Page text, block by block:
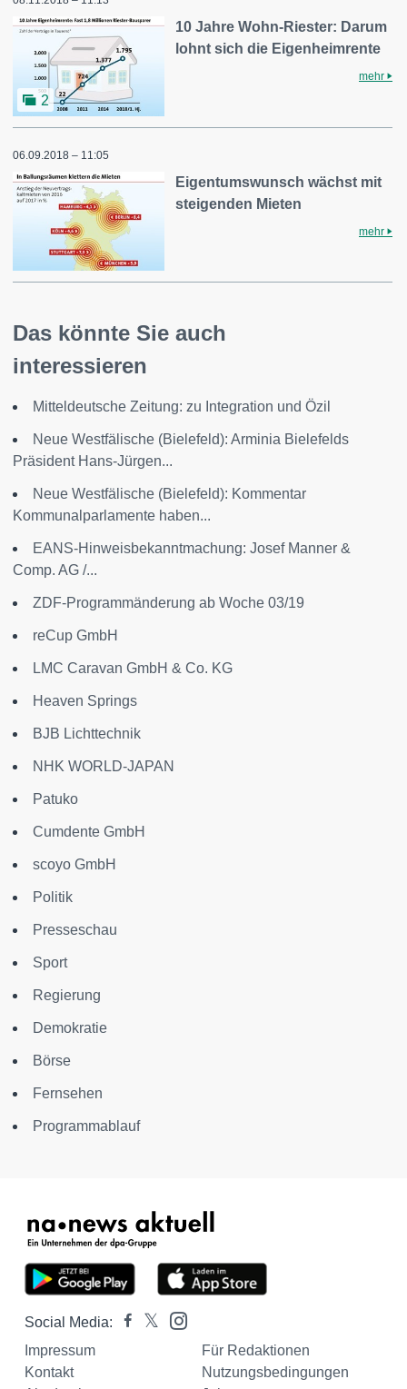
2
10 Jahre Wohn-Riester: Darum
lohnt sich die Eigenheimrente
mehr
06.09.2018 – 11:05
Eigentumswunsch wächst mit
steigenden Mieten
mehr
Das könnte Sie auch
interessieren
Mitteldeutsche Zeitung: zu Integration und Özil
Neue Westfälische (Bielefeld): Arminia Bielefelds
Präsident Hans-Jürgen...
Neue Westfälische (Bielefeld): Kommentar
Kommunalparlamente haben...
EANS-Hinweisbekanntmachung: Josef Manner &
Comp. AG /...
ZDF-Programmänderung ab Woche 03/19
reCup GmbH
LMC Caravan GmbH & Co. KG
Heaven Springs
BJB Lichttechnik
NHK WORLD-JAPAN
Patuko
Cumdente GmbH
scoyo GmbH
Politik
Presseschau
Sport
Regierung
Demokratie
Börse
Fernsehen
Programmablauf
Social Media:
Impressum
Für Redaktionen
Kontakt
Nutzungsbedingungen